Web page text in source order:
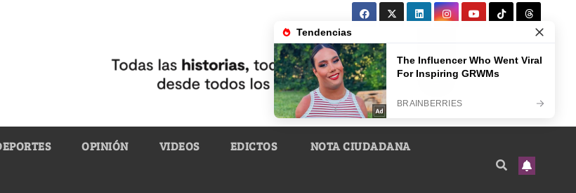
OPINIÓN VIDEOS EDICTOS NOTA CIUDADANA